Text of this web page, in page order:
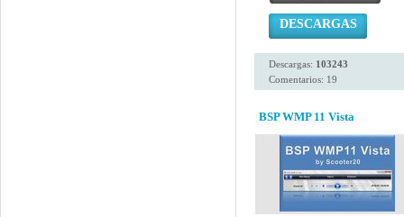
DESCARGAS
Descargas: 103243
Comentarios: 19
BSP WMP 11 Vista